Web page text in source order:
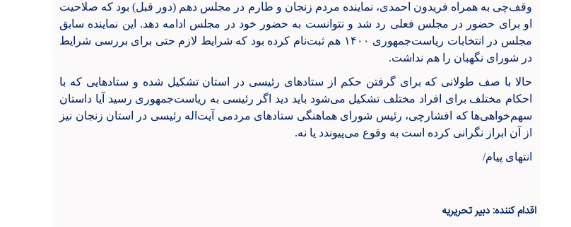
وقف‌چی به همراه فریدون احمدی، نماینده مردم زنجان و طارم در مجلس دهم (دور قبل) بود که صلاحیت
او برای حضور در مجلس فعلی رد شد و نتوانست به حضور خود در مجلس ادامه دهد. این نماینده سابق
مجلس در انتخابات ریاست‌جمهوری ۱۴۰۰ هم ثبت‌نام کرده بود که شرایط لازم حتی برای بررسی شرایط
در شورای نگهبان را هم نداشت.
حالا با صف طولانی که برای گرفتن حکم از ستادهای رئیسی در استان تشکیل شده و ستادهایی که با
احکام مختلف برای افراد مختلف تشکیل می‌شود باید دید اگر رئیسی به ریاست‌جمهوری رسید آیا داستان
سهم‌خواهی‌ها که افشارچی، رئیس شورای هماهنگی ستادهای مردمی آیت‌اله رئیسی در استان زنجان نیز
از آن ابراز نگرانی کرده است به وقوع می‌پیوندد یا نه.
انتهای پیام/
اقدام کننده: دبیر تحریریه